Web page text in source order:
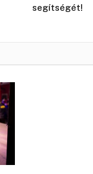
segítségét!